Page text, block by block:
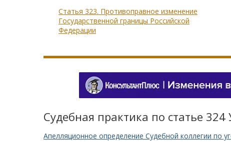
Статья 323. Противоправное изменение
Государственной границы Российской
Федерации
Судебная практика по статье
Апелляционное определение Судебной коллегии по